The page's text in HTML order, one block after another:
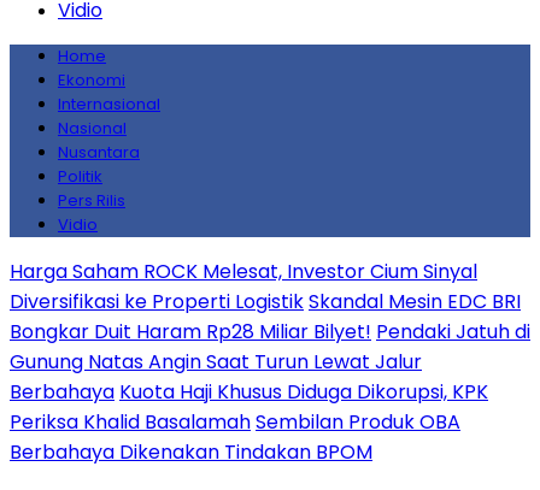
Vidio
Home
Ekonomi
Internasional
Nasional
Nusantara
Politik
Pers Rilis
Vidio
Harga Saham ROCK Melesat, Investor Cium Sinyal
Diversifikasi ke Properti LogistikSkandal Mesin EDC BRI
Bongkar Duit Haram Rp28 Miliar Bilyet! Pendaki Jatuh di
Gunung Natas Angin Saat Turun Lewat Jalur
Berbahaya Kuota Haji Khusus Diduga Dikorupsi, KPK
Periksa Khalid BasalamahSembilan Produk OBA
Berbahaya Dikenakan Tindakan BPOM